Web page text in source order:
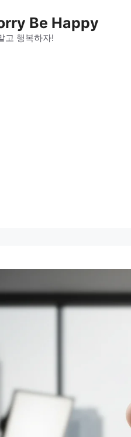
Be Happy
고 행복하자!